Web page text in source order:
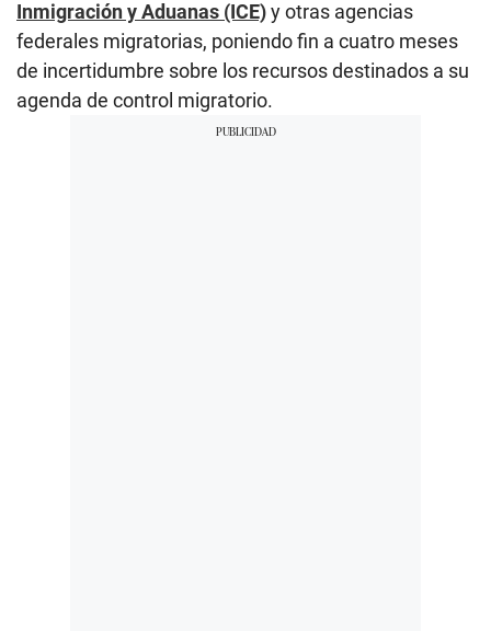
Inmigración y Aduanas (ICE)y otras agencias
federales migratorias, poniendo fin a cuatro meses
de incertidumbre sobre los recursos destinados a su
agenda de control migratorio.